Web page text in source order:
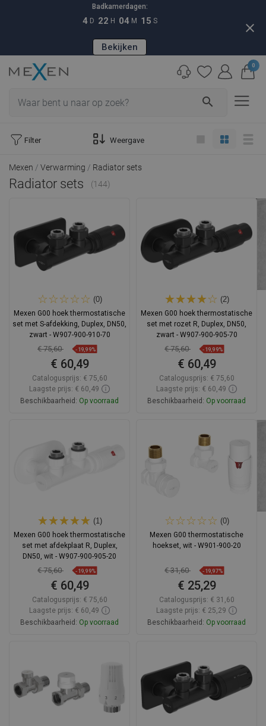
Badkamerdagen:
4 D 22 H 04 M 14 S
Bekijken
close
search
0
Filter Weergave
Mexen Verwarming Radiator sets
Radiator sets (144)
(0)
Mexen G00 hoek thermostatische
set met S-afdekking, Duplex, DN50,
zwart - W907-900-910-70
€ 75,60 -19,99%
€ 60,49
Catalogusprijs: € 75,60
Laagste prijs: € 60,49
Beschikbaarheid: Op voorraad
favorite_border
(2)
Mexen G00 hoek thermostatische
set met rozet R, Duplex, DN50,
zwart - W907-900-905-70
€ 75,60 -19,99%
€ 60,49
Catalogusprijs: € 75,60
Laagste prijs: € 60,49
Beschikbaarheid: Op voorraad
favorite_border
Vergelijk
(1)
Mexen G00 hoek thermostatische
set met afdekplaat R, Duplex,
DN50, wit - W907-900-905-20
€ 75,60 -19,99%
€ 60,49
Catalogusprijs: € 75,60
Laagste prijs: € 60,49
Beschikbaarheid: Op voorraad
Favoriet
(0)
Mexen G00 thermostatische
hoekset, wit - W901-900-20
€ 31,60 -19,97%
€ 25,29
Catalogusprijs: € 31,60
Laagste prijs: € 25,29
Beschikbaarheid: Op voorraad
favorite_border Favoriet
Vergelijk